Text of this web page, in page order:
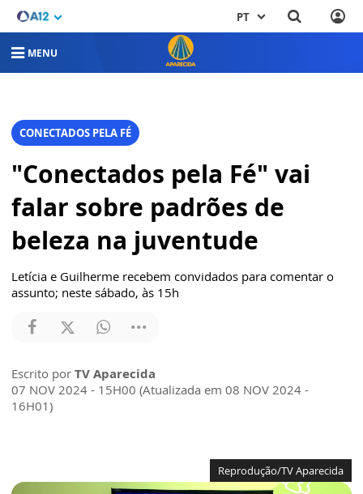
PT
MENU
CONECTADOS PELA FÉ
"Conectados pela Fé" vai
falar sobre padrões de
beleza na juventude
Letícia e Guilherme recebem convidados para comentar o
assunto; neste sábado, às 15h
Escrito por TV Aparecida
07 NOV 2024 - 15H00 (Atualizada em 08 NOV 2024 -
16H01)
Reprodução/TV Aparecida